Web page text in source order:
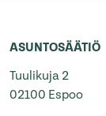
ASUNTOSÄÄTIÖ
Tuulikuja 2
02100 Espoo